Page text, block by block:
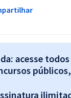
acesse todos
públicos,